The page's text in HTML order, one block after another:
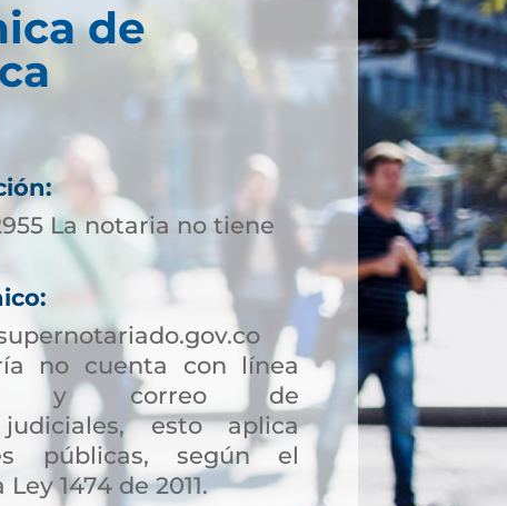
de
La notaria no tiene
no cuenta con línea
y correo de
judiciales, esto aplica
públicas, según el
1474 de 2011.